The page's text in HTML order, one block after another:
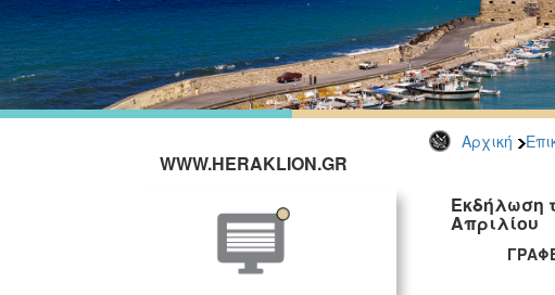
Αρχική
WWW.HERAKLION.GR
Εκδήλωση
Απριλίου